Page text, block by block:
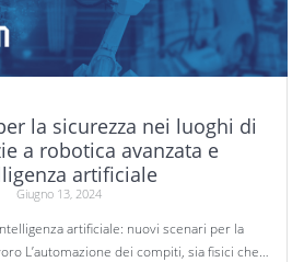
la sicurezza nei luoghi di
a robotica avanzata e
artificiale
Giugno 13, 2024
artificiale: nuovi scenari per la
L’automazione dei compiti, sia fisici che…